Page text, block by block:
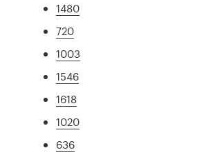
1480
720
1003
1546
1618
1020
636